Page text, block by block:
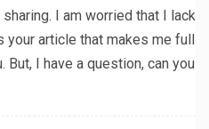
I am worried that I lack
your article that makes me full
But, I have a question, can you